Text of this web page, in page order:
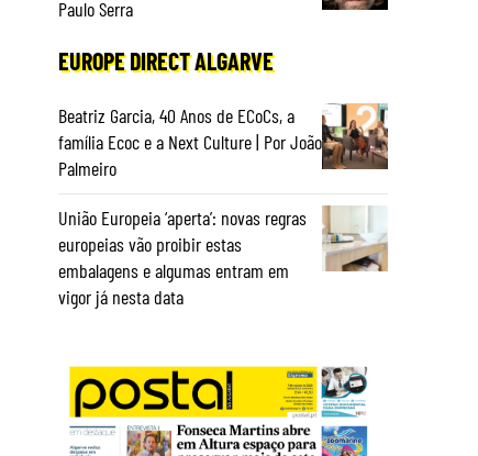
Paulo Serra
EUROPE DIRECT ALGARVE
Beatriz Garcia, 40 Anos de ECoCs, a
família Ecoc e a Next Culture | Por João
Palmeiro
União Europeia ‘aperta’: novas regras
europeias vão proibir estas
embalagens e algumas entram em
vigor já nesta data